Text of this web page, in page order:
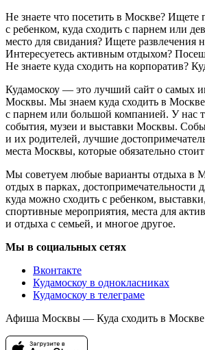
Не знаете что посетить в Москве? Ищете
с ребенком, куда сходить с парнем или
место для свидания? Ищете развлечения
Интересуетесь активным отдыхом?
Не знаете куда сходить на корпоратив?
Кудамоскоу — это лучший сайт о самых
Москвы. Мы знаем куда сходить в
с парнем или большой компанией. У нас
события, музеи и выставки Москвы.
и их родителей, лучшие
места Москвы, которые обязательно
Мы советуем любые варианты отдыха в
отдых в парках, достопримечательности
куда можно сходить с ребенком,
спортивные мероприятия, места для
и отдыха с семьей, и многое другое.
Мы в социальных сетях
Вконтакте
Кудамоскоу в однокласниках
Кудамоскоу в телеграме
Афиша Москвы — Куда сходить в Москве